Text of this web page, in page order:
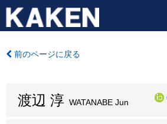
前のページに戻る
渡辺 淳 WATANABE Jun